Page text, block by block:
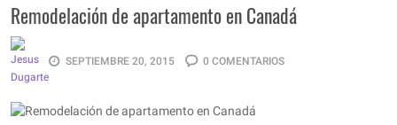
Remodelación de apartamento en Canadá
SEPTIEMBRE 20, 2015 0 COMENTARIOS